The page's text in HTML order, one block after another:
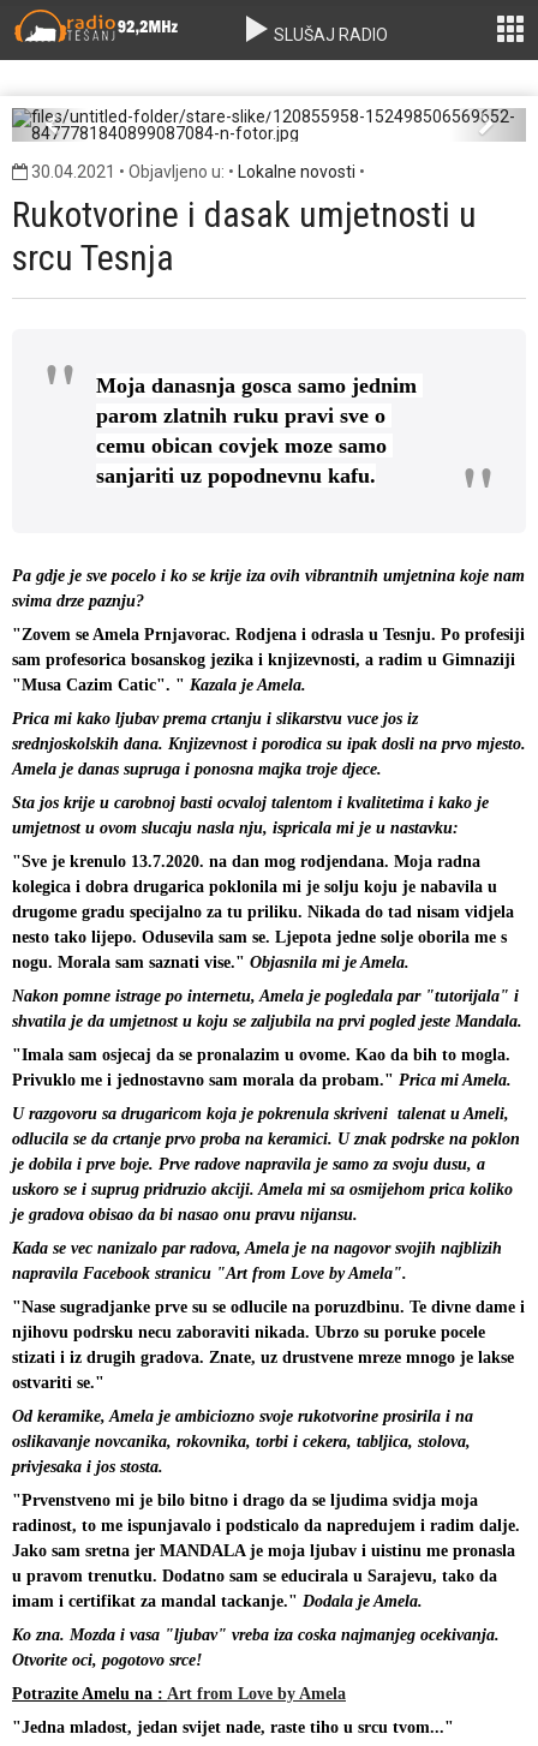
SLUŠAJ RADIO
120855958-152498506569652-
Previous Next
30.04.2021 • Objavljeno u: • Lokalne novosti •
Rukotvorine i dasak umjetnosti u
srcu Tesnja
Moja danasnja gosca samo jednim
parom zlatnih ruku pravi sve o
cemu obican covjek moze samo
sanjariti uz popodnevnu kafu.
Pa gdje je sve pocelo i ko se krije iza ovih vibrantnih umjetnina koje nam
svima drze paznju?
"Zovem se Amela Prnjavorac. Rodjena i odrasla u Tesnju. Po profesiji
sam profesorica bosanskog jezika i knjizevnosti, a radim u Gimnaziji
"Musa Cazim Catic". " Kazala je Amela.
Prica mi kako ljubav prema crtanju i slikarstvu vuce jos iz
srednjoskolskih dana. Knjizevnost i porodica su ipak dosli na prvo mjesto.
Amela je danas supruga i ponosna majka troje djece.
Sta jos krije u carobnoj basti ocvaloj talentom i kvalitetima i kako je
umjetnost u ovom slucaju nasla nju, ispricala mi je u nastavku:
"Sve je krenulo 13.7.2020. na dan mog rodjendana. Moja radna
kolegica i dobra drugarica poklonila mi je solju koju je nabavila u
drugome gradu specijalno za tu priliku. Nikada do tad nisam vidjela
nesto tako lijepo. Odusevila sam se. Ljepota jedne solje oborila me s
nogu. Morala sam saznati vise." Objasnila mi je Amela.
Nakon pomne istrage po internetu, Amela je pogledala par "tutorijala" i
shvatila je da umjetnost u koju se zaljubila na prvi pogled jeste Mandala.
"Imala sam osjecaj da se pronalazim u ovome. Kao da bih to mogla.
Privuklo me i jednostavno sam morala da probam." Prica mi Amela.
U razgovoru sa drugaricom koja je pokrenula skriveni  talenat u Ameli,
odlucila se da crtanje prvo proba na keramici. U znak podrske na poklon
je dobila i prve boje. Prve radove napravila je samo za svoju dusu, a
uskoro se i suprug pridruzio akciji. Amela mi sa osmijehom prica koliko
je gradova obisao da bi nasao onu pravu nijansu.
Kada se vec nanizalo par radova, Amela je na nagovor svojih najblizih
napravila Facebook stranicu "Art from Love by Amela".
"Nase sugradjanke prve su se odlucile na poruzdbinu. Te divne dame i
njihovu podrsku necu zaboraviti nikada. Ubrzo su poruke pocele
stizati i iz drugih gradova. Znate, uz drustvene mreze mnogo je lakse
ostvariti se."
Od keramike, Amela je ambiciozno svoje rukotvorine prosirila i na
oslikavanje novcanika, rokovnika, torbi i cekera, tabljica, stolova,
privjesaka i jos stosta.
"Prvenstveno mi je bilo bitno i drago da se ljudima svidja moja
radinost, to me ispunjavalo i podsticalo da napredujem i radim dalje.
Jako sam sretna jer MANDALA je moja ljubav i uistinu me pronasla
u pravom trenutku. Dodatno sam se educirala u Sarajevu, tako da
imam i certifikat za mandal tackanje." Dodala je Amela.
Ko zna. Mozda i vasa "ljubav" vreba iza coska najmanjeg ocekivanja.
Otvorite oci, pogotovo srce!
Potrazite Amelu na : Art from Love by Amela
"Jedna mladost, jedan svijet nade, raste tiho u srcu tvom..."